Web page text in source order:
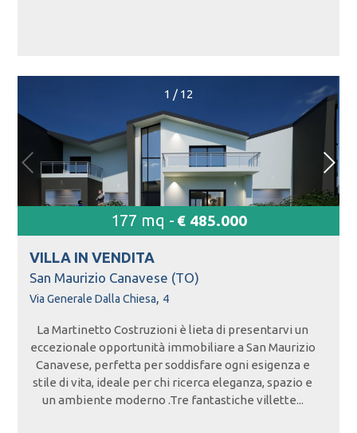
1 / 12
177 mq - € 485.000
VILLA IN VENDITA
San Maurizio Canavese (TO)
Via Generale Dalla Chiesa, 4
La Martinetto Costruzioni è lieta di presentarvi un
eccezionale opportunità immobiliare a San Maurizio
Canavese, perfetta per soddisfare ogni esigenza e
stile di vita, ideale per chi ricerca eleganza, spazio e
un ambiente moderno .Tre fantastiche villette...